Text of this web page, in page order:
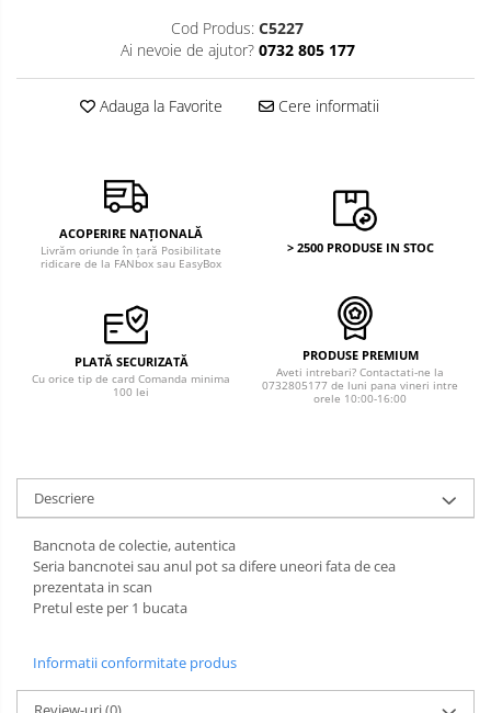
Monede Australia si Oceania
Monede Euro, Eurocenti
Bancnote Australia si Oceania
Cod Produs: C5227
Ai nevoie de ajutor? 0732 805 177
Adauga la Favorite Cere informatii
ACOPERIRE NAȚIONALĂ
Livrăm oriunde în țară Posibilitate
ridicare de la FANbox sau EasyBox
> 2500 PRODUSE IN STOC
PLATĂ SECURIZATĂ
Cu orice tip de card Comanda minima
100 lei
PRODUSE PREMIUM
Aveti intrebari? Contactati-ne la
0732805177 de luni pana vineri intre
orele 10:00-16:00
Descriere
Bancnota de colectie, autentica
Seria bancnotei sau anul pot sa difere uneori fata de cea
prezentata in scan
Pretul este per 1 bucata
Informatii conformitate produs